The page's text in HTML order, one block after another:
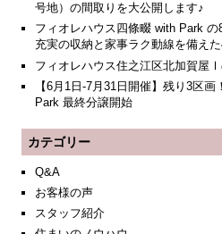
号地）の間取りを大公開します♪
フィオレハウス四條畷 with Park の
充実の収納と家事ラク動線を備え
フィオレハウス住之江区北加賀屋
【6月1日-7月31日開催】残り3区
Park 最終分譲開始
カテゴリー
Q&A
お客様の声
スタッフ紹介